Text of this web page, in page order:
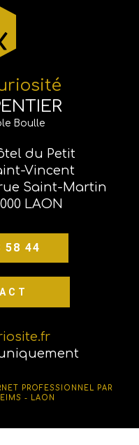
Boulle
du Petit
Vincent
rue Saint-Martin
LAON
58 44
PROFESSIONNEL PAR
- LAON